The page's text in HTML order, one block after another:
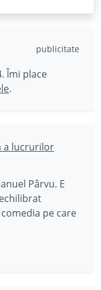
publicitate
Îmi place
.
a lucrurilor
Pârvu. E
pe care